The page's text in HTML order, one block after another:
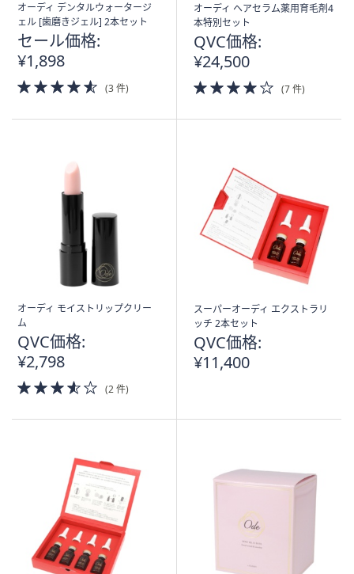
オーディ デンタルウォータージ
ェル [歯磨きジェル] 2本セット
セール価格:
¥1,898
4.5
of
(3 件)
オーディ ヘアセラム薬用育毛剤4
本特別セット
QVC価格:
¥24,500
4.0
of
(7 件)
オーディ モイストリップクリー
ム
QVC価格:
¥2,798
3.5
of
(2 件)
スーパーオーディ エクストラリ
ッチ 2本セット
QVC価格:
¥11,400